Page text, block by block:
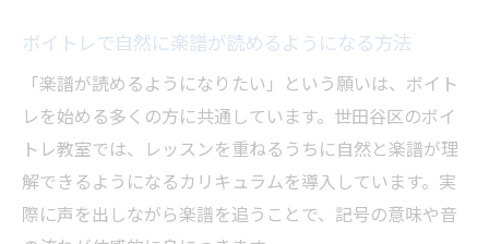
ボイトレで自然に楽譜が読めるようになる方法
「楽譜が読めるようになりたい」という願いは、ボイト
レを始める多くの方に共通しています。世田谷区のボイ
トレ教室では、レッスンを重ねるうちに自然と楽譜が理
解できるようになるカリキュラムを導入しています。実
際に声を出しながら楽譜を追うことで、記号の意味や音